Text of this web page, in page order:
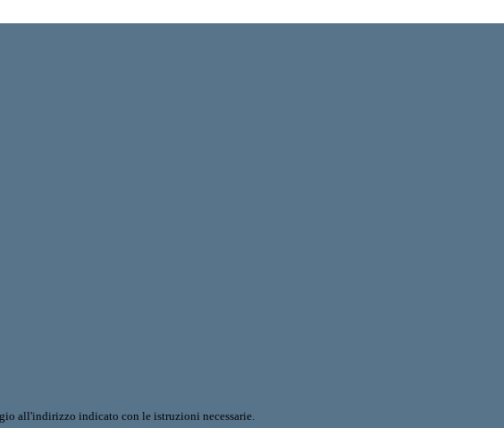
all'indirizzo indicato con le istruzioni necessarie.